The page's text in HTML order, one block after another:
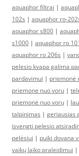
aquaphor filtrai |
102s | aquaphor ro-
aquaphor s800 |
s1000 | aquaphor ro
aquaphor ro 206s |
pelesio kvapa galima
pardavimui | priemonė
priemone nuo voru |
priemonė nuo vorų |
talpinimas | geriausias
isvengti pelesio
pelėsiui | puiki dovana
vaikų laiko praleidimui |